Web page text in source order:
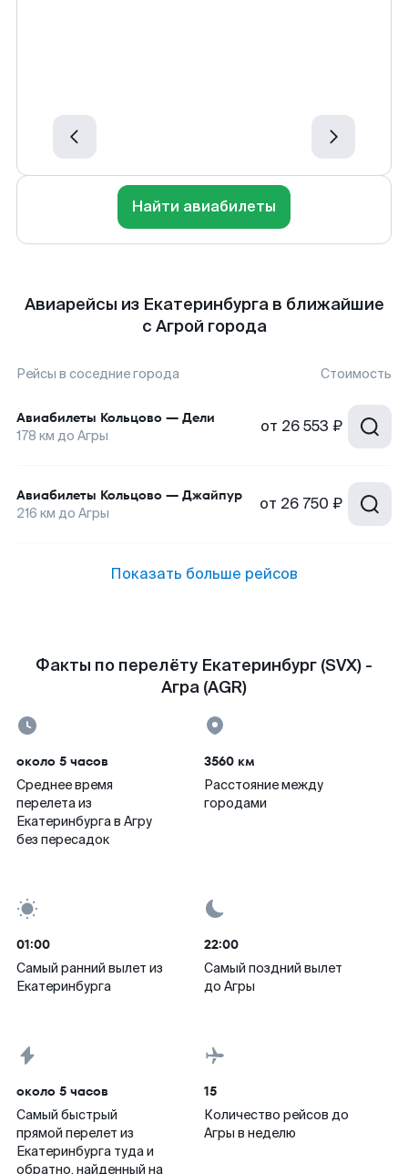
Найти авиабилеты
Авиарейсы из Екатеринбурга в ближайшие
с Агрой города
Рейсы в соседние города Стоимость
Авиабилеты Кольцово — Дели
178 км до Агры от 26 553 ₽
Авиабилеты Кольцово — Джайпур
216 км до Агры от 26 750 ₽
Показать больше рейсов
Факты по перелёту Екатеринбург (SVX) -
Агра (AGR)
около 5 часов
Среднее время
перелета из
Екатеринбурга в Агру
без пересадок
3560 км
Расстояние между
городами
01:00
Самый ранний вылет из
Екатеринбурга
22:00
Самый поздний вылет
до Агры
около 5 часов
Самый быстрый
прямой перелет из
Екатеринбурга туда и
обратно, найденный на
15
Количество рейсов до
Агры в неделю